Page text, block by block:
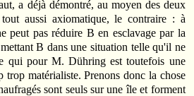
a déjà démontré, au moyen des deux
aussi axiomatique, le contraire : à
peut pas réduire B en esclavage par la
B dans une situation telle qu'il ne
qui pour M. Dühring est toutefois une
trop matérialiste. Prenons donc la chose
sont seuls sur une île et forment